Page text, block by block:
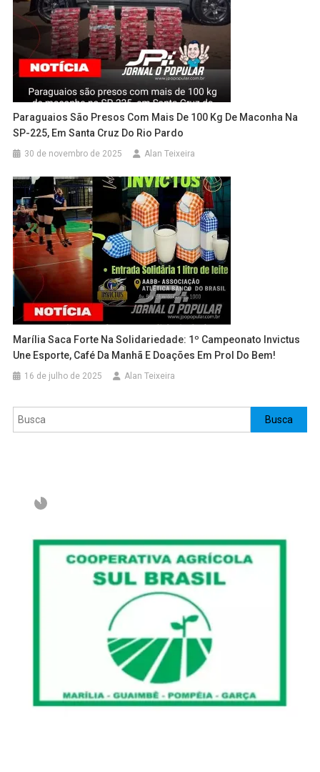
Paraguaios São Presos Com Mais De 100 Kg De Maconha Na
SP-225, Em Santa Cruz Do Rio Pardo
30 de novembro de 2025 Alan Teixeira
Marília Saca Forte Na Solidariedade: 1º Campeonato Invictus
Une Esporte, Café Da Manhã E Doações Em Prol Do Bem!
16 de julho de 2025 Alan Teixeira
Pesquisar Busca